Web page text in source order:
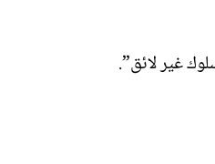
غير لائق”.